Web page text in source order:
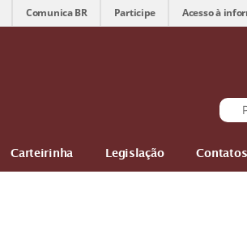
Comunica BR Participe Acesso à
Carteirinha Legislação Contatos